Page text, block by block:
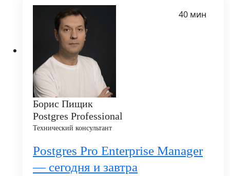
Борис Пищик
Postgres Professional
Технический консультант
40 мин
Postgres Pro Enterprise Manager
— сегодня и завтра